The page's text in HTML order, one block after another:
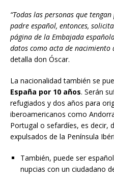
“Todas las personas que
padre español, entonces,
página de la Embajada
datos como acta de nacimiento
detalla don Óscar.
La nacionalidad también se
España por 10 años. Serán
refugiados y dos años para
iberoamericanos como
Portugal o sefardíes, es decir,
expulsados de la Península
También, puede ser
nupcias con un ciudadano